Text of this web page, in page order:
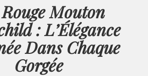
Mouton
: L’Élégance
Dans Chaque
Gorgée